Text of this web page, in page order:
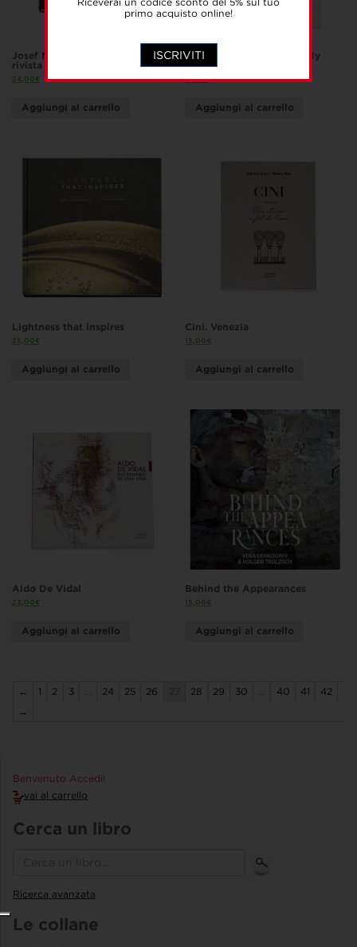
primo acquisto online!
ISCRIVITI
Josef Maria Auchentaller e la
rivista d’arte Ver Sacrum
34,00€
Aggiungi al carrello
Il mio posto al mondo / My
place in the world
8,00€
Aggiungi al carrello
Lightness that inspires
35,00€
Aggiungi al carrello
Cini. Venezia
15,00€
Aggiungi al carrello
Aldo De Vidal
23,00€
Aggiungi al carrello
Behind the Appearances
15,00€
Aggiungi al carrello
← 1 2 3 … 24 25 26 28 29 30 … 40 41
42
→
Benvenuto Accedi!
vai al carrello
Cerca un libro
Ricerca avanzata
Le collane